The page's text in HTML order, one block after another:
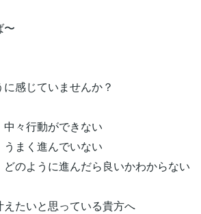
〜
感じていませんか？
中々行動ができない
うまく進んでいない
どのように進んだら良いかわからない
たいと思っている貴方へ